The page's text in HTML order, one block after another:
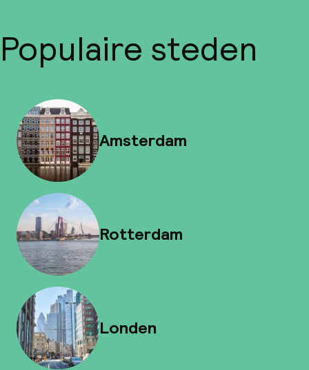
Populaire steden
Amsterdam
Rotterdam
Londen